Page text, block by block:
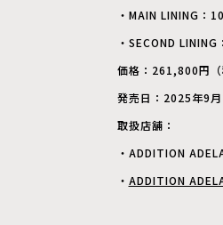
・MAIN LINING：
・SECOND
価格：261,800円（
発売日：2025年9月
取扱店舗：
・ADDITION
・ ADDITION